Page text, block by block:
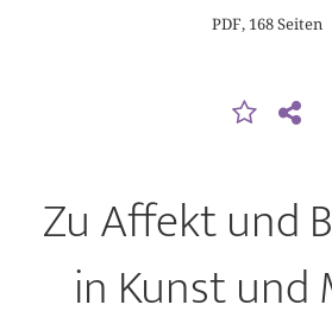
PDF, 168 Seiten
Zu Affekt und
in Kunst und